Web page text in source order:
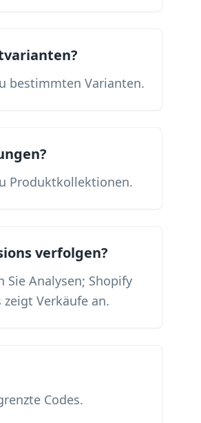
bestimmten Varianten.
Produktkollektionen.
verfolgen?
Sie Analysen; Shopify
Verkäufe an.
Codes.